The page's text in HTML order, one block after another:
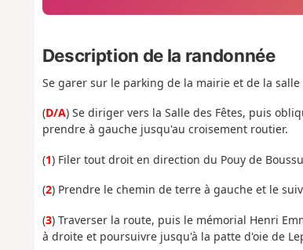
Description de la randonnée
Se garer sur le parking de la mairie et de la salle
(D/A) Se diriger vers la Salle des Fêtes, puis
prendre à gauche jusqu'au croisement routier.
(1) Filer tout droit en direction du Pouy de
(2) Prendre le chemin de terre à gauche et le
(3) Traverser la route, puis le mémorial Henri
à droite et poursuivre jusqu'à la patte d'oie de